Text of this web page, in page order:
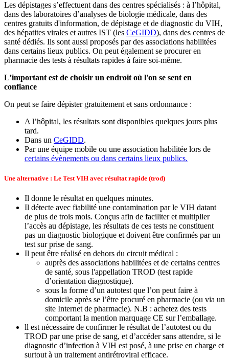
Les dépistages s’effectuent dans des centres spécialisés : à l’hôpital,
dans des laboratoires d’analyses de biologie médicale, dans des
centres gratuits d'information, de dépistage et de diagnostic du VIH,
des hépatites virales et autres IST (les CeGIDD), dans des centres de
santé dédiés. Ils sont aussi proposés par des associations habilitées
dans certains lieux publics. On peut également se procurer en
pharmacie des tests à résultats rapides à faire soi-même.
L’important est de choisir un endroit où l'on se sent en
confiance
On peut se faire dépister gratuitement et sans ordonnance :
A l’hôpital, les résultats sont disponibles quelques jours plus
tard.
Dans un CeGIDD.
Par une équipe mobile ou une association habilitée lors de
certains évènements ou dans certains lieux publics.
Une alternative : Le Test VIH avec résultat rapide (trod)
Il donne le résultat en quelques minutes.
Il détecte avec fiabilité une contamination par le VIH datant
de plus de trois mois. Conçus afin de faciliter et multiplier
l’accès au dépistage, les résultats de ces tests ne constituent
pas un diagnostic biologique et doivent être confirmés par un
test sur prise de sang.
Il peut être réalisé en dehors du circuit médical :
auprès des associations habilitées et de certains centres
de santé, sous l'appellation TROD (test rapide
d’orientation diagnostique).
sous la forme d’un autotest que l’on peut faire à
domicile après se l’être procuré en pharmacie (ou via un
site Internet de pharmacie). N.B : achetez des tests
comportant la mention marquage CE sur l’emballage.
ll est nécessaire de confirmer le résultat de l’autotest ou du
TROD par une prise de sang, et d’accéder sans attendre, si le
diagnostic d’infection à VIH est posé, à une prise en charge et
surtout à un traitement antirétroviral efficace.